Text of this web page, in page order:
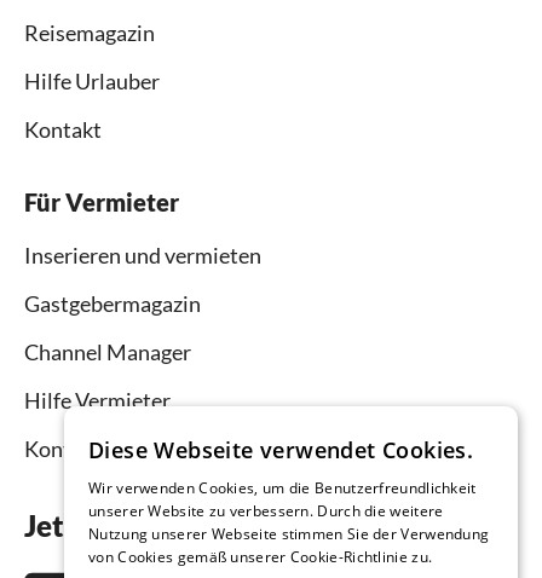
Reisemagazin
Hilfe Urlauber
Kontakt
Für Vermieter
Inserieren und vermieten
Gastgebermagazin
Channel Manager
Hilfe Vermieter
Kontakt
Jetzt die App downloaden
Diese Webseite verwendet Cookies.
Wir verwenden Cookies, um die Benutzerfreundlichkeit
unserer Website zu verbessern. Durch die weitere
Nutzung unserer Webseite stimmen Sie der Verwendung
von Cookies gemäß unserer Cookie-Richtlinie zu.